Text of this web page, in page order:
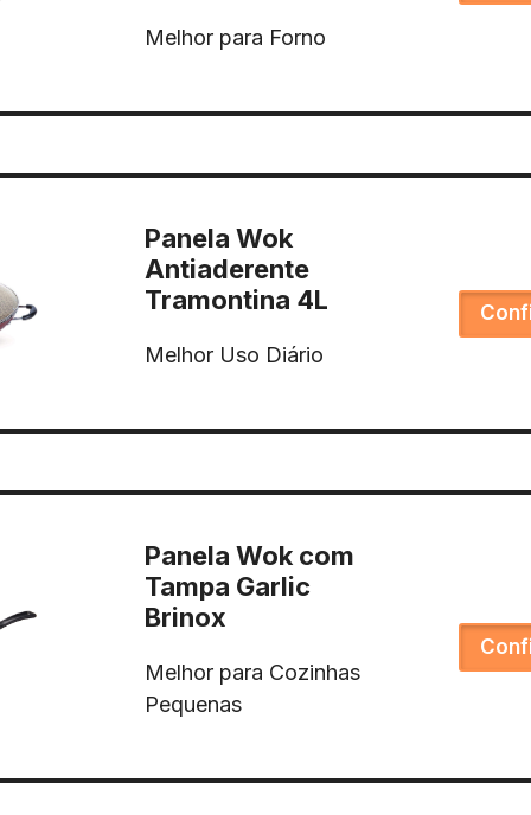
Melhor para Forno
Panela Wok
Antiaderente
Tramontina 4L
Melhor Uso Diário
Panela Wok com
Tampa Garlic
Brinox
Melhor para Cozinhas
Pequenas